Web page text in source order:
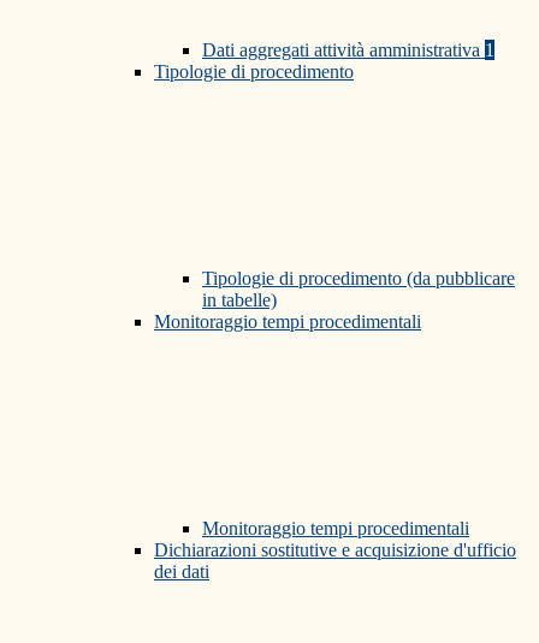
Dati aggregati attività amministrativa 1
Tipologie di procedimento
Tipologie di procedimento (da pubblicare
in tabelle)
Monitoraggio tempi procedimentali
Monitoraggio tempi procedimentali
Dichiarazioni sostitutive e acquisizione d'ufficio
dei dati